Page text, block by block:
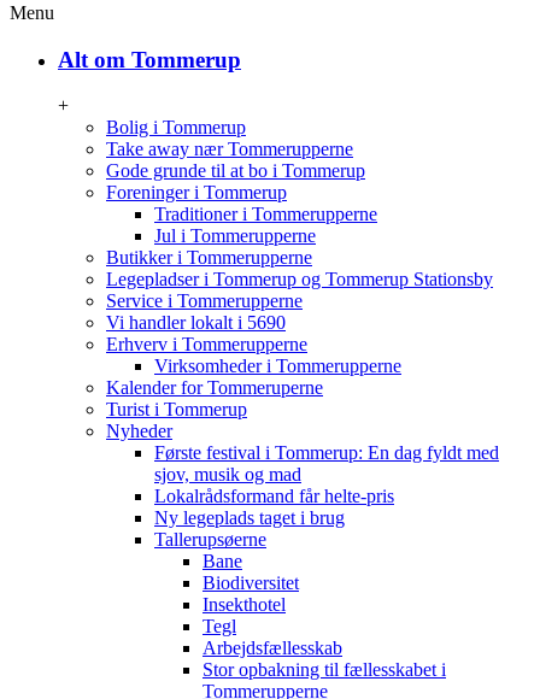
Menu
Alt om Tommerup
+
Bolig i Tommerup
Take away nær Tommerupperne
Gode grunde til at bo i Tommerup
Foreninger i Tommerup
Traditioner i Tommerupperne
Jul i Tommerupperne
Butikker i Tommerupperne
Legepladser i Tommerup og Tommerup Stationsby
Service i Tommerupperne
Vi handler lokalt i 5690
Erhverv i Tommerupperne
Virksomheder i Tommerupperne
Kalender for Tommeruperne
Turist i Tommerup
Nyheder
Første festival i Tommerup: En dag fyldt med
sjov, musik og mad
Lokalrådsformand får helte-pris
Ny legeplads taget i brug
Tallerupsøerne
Bane
Biodiversitet
Insekthotel
Tegl
Arbejdsfællesskab
Stor opbakning til fællesskabet i
Tommerupperne